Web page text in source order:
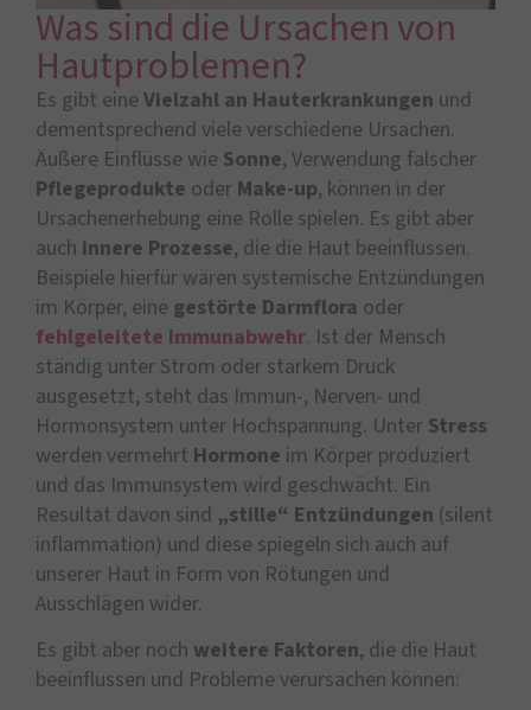
Was sind die Ursachen von
Hautproblemen?
Es gibt eine Vielzahl an Hauterkrankungen und
dementsprechend viele verschiedene Ursachen.
Äußere Einflüsse wie Sonne, Verwendung falscher
Pflegeprodukte oder Make-up, können in der
Ursachenerhebung eine Rolle spielen. Es gibt aber
auch innere Prozesse, die die Haut beeinflussen.
Beispiele hierfür wären systemische Entzündungen
im Körper, eine gestörte Darmflora oder
fehlgeleitete Immunabwehr. Ist der Mensch
ständig unter Strom oder starkem Druck
ausgesetzt, steht das Immun-, Nerven- und
Hormonsystem unter Hochspannung. Unter Stress
werden vermehrt Hormone im Körper produziert
und das Immunsystem wird geschwächt. Ein
Resultat davon sind „stille“ Entzündungen (silent
inflammation) und diese spiegeln sich auch auf
unserer Haut in Form von Rötungen und
Ausschlägen wider.
Es gibt aber noch weitere Faktoren, die die Haut
beeinflussen und Probleme verursachen können: